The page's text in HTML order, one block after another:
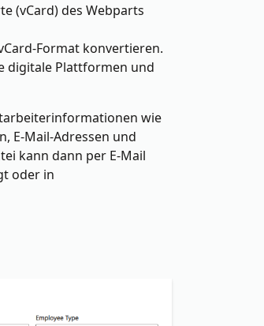
(vCard) des Webparts
Format konvertieren.
digitale Plattformen und
wie
E-Mail-Adressen und
kann dann per E-Mail
oder in